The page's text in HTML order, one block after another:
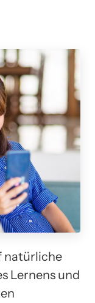
natürliche
Lernens und